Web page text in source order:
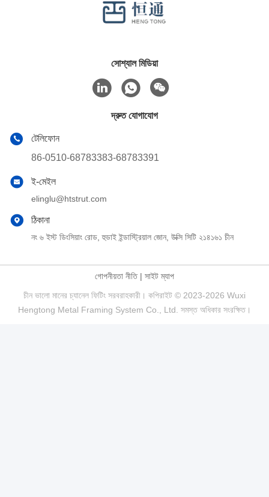
সোশ্যাল মিডিয়া
দ্রুত যোগাযোগ
টেলিফোন
86-0510-68783383-68783391
ই-মেইল
elinglu@htstrut.com
ঠিকানা
নং ৬ ইস্ট ডিংসিয়াং রোড, হুডাই ইন্ডাস্ট্রিয়াল জোন, উক্সি সিটি ২১৪১৬১ চীন
গোপনীয়তা নীতি| সাইট ম্যাপ
চীন ভালো মানের চ্যানেল ফিটিং সরবরাহকারী। কপিরাইট © 2023-2026 Wuxi
Hengtong Metal Framing System Co., Ltd. সমস্ত অধিকার সংরক্ষিত।